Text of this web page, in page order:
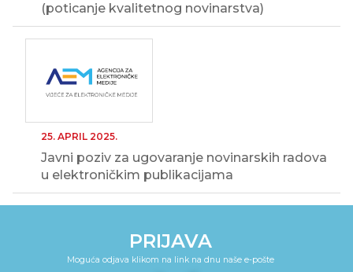
(poticanje kvalitetnog novinarstva)
25. APRIL 2025.
Javni poziv za ugovaranje novinarskih radova
u elektroničkim publikacijama
PRIJAVA
Moguća odjava klikom na link na dnu naše e-pošte